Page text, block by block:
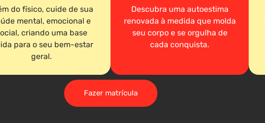
do físico, cuide de sua
mental, emocional e
criando uma base
para o seu bem-estar
geral.
Descubra uma autoestima
renovada à medida que molda
seu corpo e se orgulha de
cada conquista.
Fazer matrícula